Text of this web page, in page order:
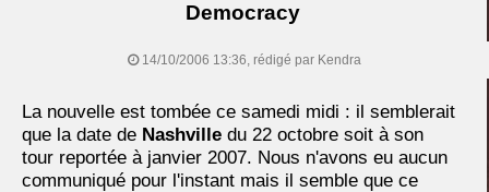
Democracy
14/10/2006 13:36, rédigé par Kendra
La nouvelle est tombée ce samedi midi : il semblerait
que la date de Nashville du 22 octobre soit à son
tour reportée à janvier 2007. Nous n'avons eu aucun
communiqué pour l'instant mais il semble que ce